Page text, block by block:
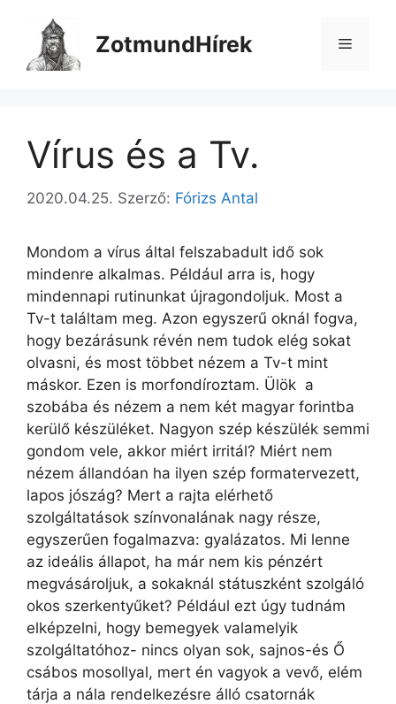
tartalomba
ZotmundHírek Menü
Vírus és a Tv.
2020.04.25. Szerző: Fórizs Antal
Mondom a vírus által felszabadult idő sok
mindenre alkalmas. Például arra is, hogy
mindennapi rutinunkat újragondoljuk. Most a
Tv-t találtam meg. Azon egyszerű oknál fogva,
hogy bezárásunk révén nem tudok elég sokat
olvasni, és most többet nézem a Tv-t mint
máskor. Ezen is morfondíroztam. Ülök a
szobába és nézem a nem két magyar forintba
kerülő készüléket. Nagyon szép készülék semmi
gondom vele, akkor miért irritál? Miért nem
nézem állandóan ha ilyen szép formatervezett,
lapos jószág? Mert a rajta elérhető
szolgáltatások színvonalának nagy része,
egyszerűen fogalmazva: gyalázatos. Mi lenne
az ideális állapot, ha már nem kis pénzért
megvásároljuk, a sokaknál státuszként szolgáló
okos szerkentyűket? Például ezt úgy tudnám
elképzelni, hogy bemegyek valamelyik
szolgáltatóhoz- nincs olyan sok, sajnos-és Ő
csábos mosollyal, mert én vagyok a vevő, elém
tárja a nála rendelkezésre álló csatornák